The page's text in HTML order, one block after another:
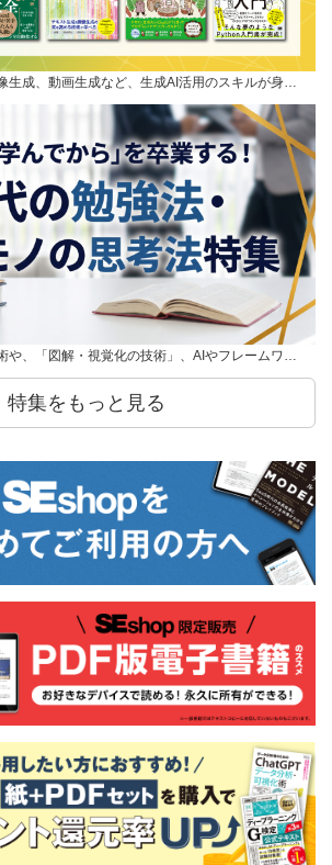
生成、動画生成など、生成AI活用のスキルが身…
や、「図解・視覚化の技術」、AIやフレームワ…
特集をもっと見る